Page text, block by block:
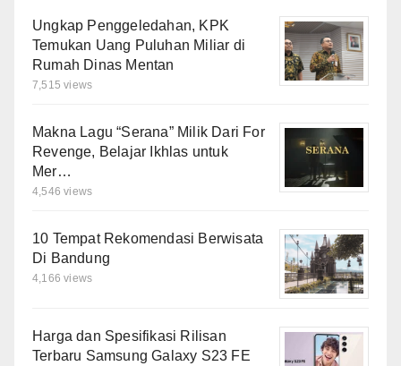
Ungkap Penggeledahan, KPK
Temukan Uang Puluhan Miliar di
Rumah Dinas Mentan
7,515 views
Makna Lagu “Serana” Milik Dari For
Revenge, Belajar Ikhlas untuk
Mer…
4,546 views
10 Tempat Rekomendasi Berwisata
Di Bandung
4,166 views
Harga dan Spesifikasi Rilisan
Terbaru Samsung Galaxy S23 FE